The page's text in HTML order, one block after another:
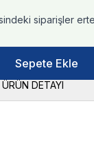
siparişler
Sepete Ekle
ÜRÜN DETAYI